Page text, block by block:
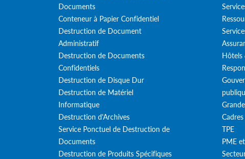
Documents
Conteneur à Papier Confidentiel
Destruction de Document
Administratif
Destruction de Documents
Confidentiels
Destruction de Disque Dur
Destruction de Matériel
Informatique
Destruction d'Archives
Service Ponctuel de Destruction de
Documents
Destruction de Produits Spécifiques
Hôtels
TPE
PME